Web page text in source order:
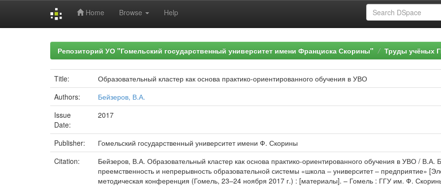
Home Browse Help
Репозиторий УО "Гомельский государственный университет имени Франциска Скорины" Труды учёных
Title:
Образовательный кластер как основа практико-ориентированного обучения в УВО
Authors:
Бейзеров, В.А.
Issue
Date:
2017
Publisher:
Гомельский государственный университет имени Ф. Скорины
Citation:
Бейзеров, В.А. Образовательный кластер как основа практико-ориентированного обучения в УВО /
преемственность и непрерывность образовательной системы «школа – университет – предприятие»
методическая конференция (Гомель, 23–24 ноября 2017 г.) : [материалы]. – Гомель : ГГУ им. Ф.